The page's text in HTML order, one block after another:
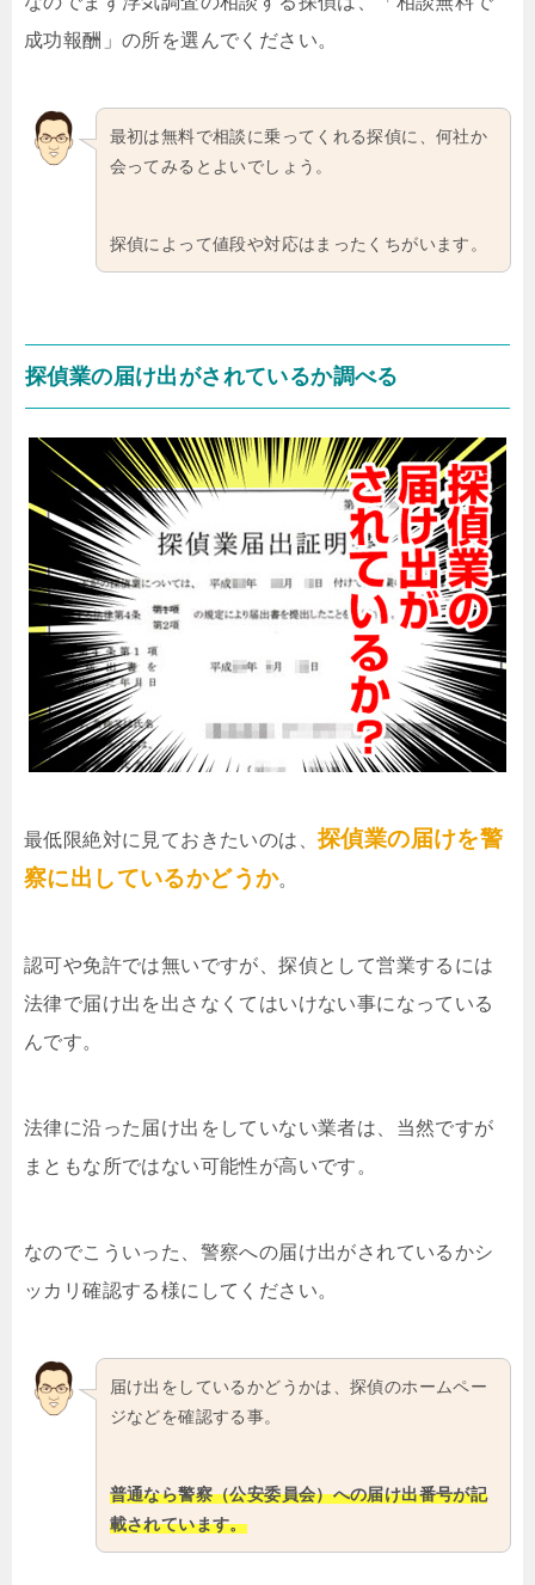
成功報酬」の所を選んでください。
最初は無料で相談に乗ってくれる探偵に、何社か
会ってみるとよいでしょう。
探偵によって値段や対応はまったくちがいます。
探偵業の届け出がされているか調べる
最低限絶対に見ておきたいのは、 探偵業の届けを警
察に出しているかどうか。
認可や免許では無いですが、探偵として営業するには
法律で届け出を出さなくてはいけない事になっている
んです。
法律に沿った届け出をしていない業者は、当然ですが
まともな所ではない可能性が高いです。
なのでこういった、警察への届け出がされているかシ
ッカリ確認する様にしてください。
届け出をしているかどうかは、探偵のホームペー
ジなどを確認する事。
普通なら警察（公安委員会）への届け出番号が記
載されています。